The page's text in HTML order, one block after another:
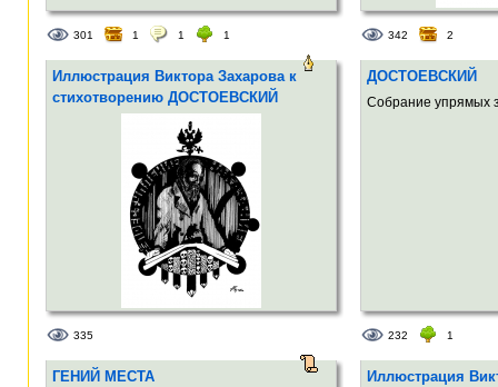
301 1 1 1 342 2
Иллюстрация Виктора Захарова к
стихотворению ДОСТОЕВСКИЙ
335
ДОСТОЕВСКИЙ
Собрание упрямых
232 1
ГЕНИЙ МЕСТА
Иллюстрация